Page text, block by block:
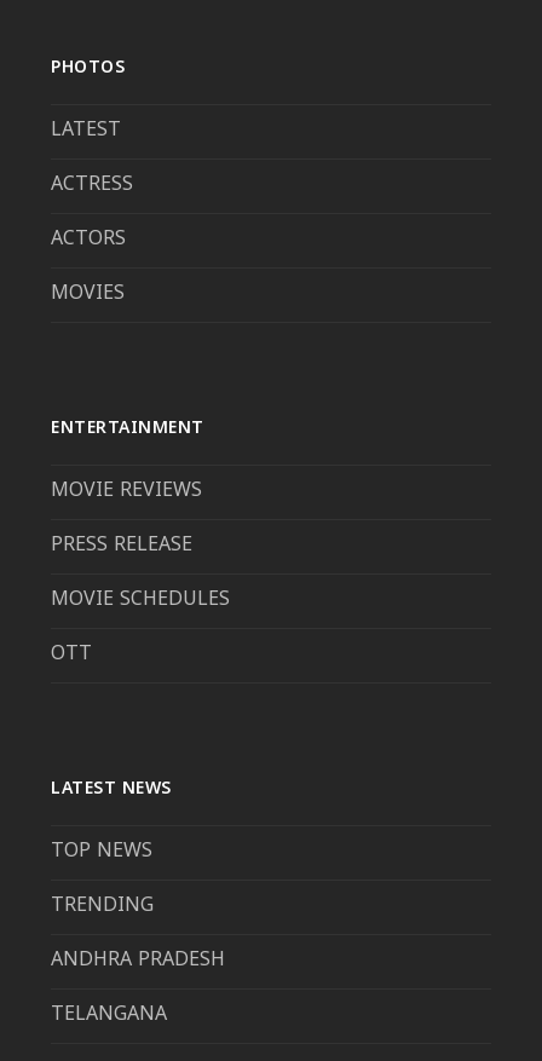
PHOTOS
LATEST
ACTRESS
ACTORS
MOVIES
ENTERTAINMENT
MOVIE REVIEWS
PRESS RELEASE
MOVIE SCHEDULES
OTT
LATEST NEWS
TOP NEWS
TRENDING
ANDHRA PRADESH
TELANGANA